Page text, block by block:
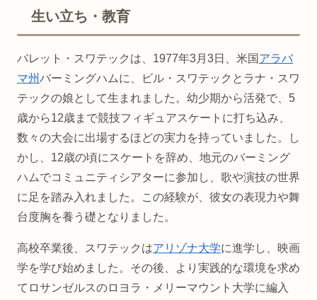
生い立ち・教育
バレット・スワテックは、1977年3月3日、米国 アラバ
マ州バーミングハムに、ビル・スワテックとラナ・スワ
テックの娘として生まれました。幼少期から活発で、5
歳から12歳まで競技フィギュアスケートに打ち込み、
数々の大会に出場するほどの実力を持っていました。し
かし、12歳の頃にスケートを辞め、地元のバーミング
ハムでコミュニティシアターに参加し、歌や演技の世界
に足を踏み入れました。この経験が、彼女の表現力や舞
台度胸を養う礎となりました。
高校卒業後、スワテックはアリゾナ大学に進学し、映画
学を学び始めました。その後、より実践的な環境を求め
てロサンゼルスのロヨラ・メリーマウント大学に編入